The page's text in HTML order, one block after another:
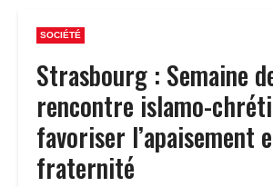
SOCIÉTÉ
Strasbourg : Semaine
rencontre islamo-
favoriser l’apaisement
fraternité